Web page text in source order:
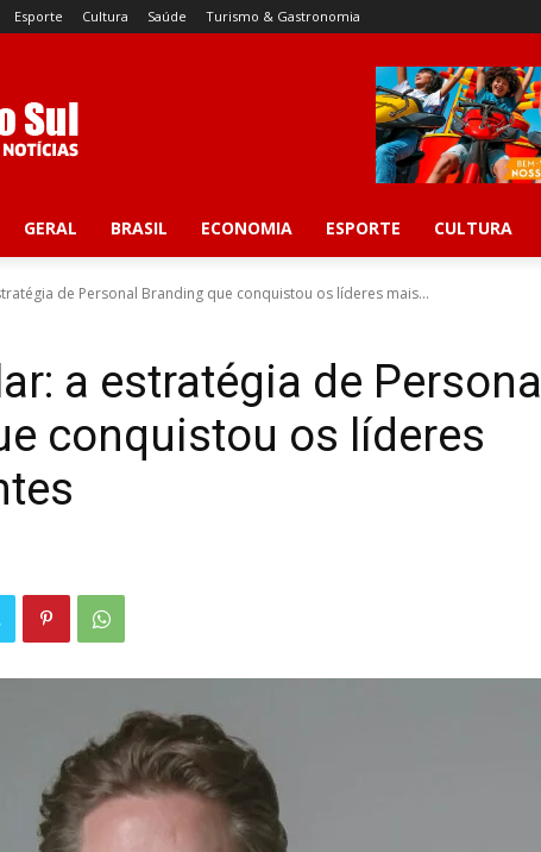
Esporte Cultura Saúde Turismo & Gastronomia
GERAL BRASIL ECONOMIA ESPORTE CULTURA
de Personal Branding que conquistou os líderes mais...
a estratégia de Personal
conquistou os líderes